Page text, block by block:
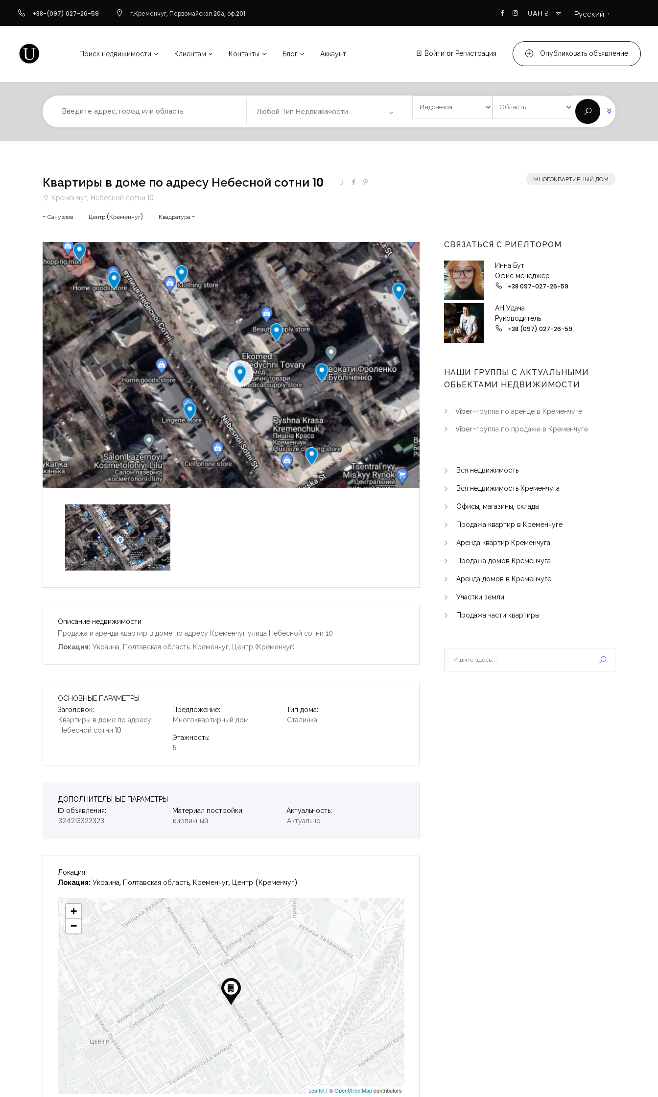
+38-(097) 027-26-59 г.Кременчуг, Первомайская 20а, оф.201 UAH ₴ Русский ▼
Поиск недвижимости Клиентам Контакты Блог Аккаунт Войти or Регистрация Опубликовать объявление
Любой Тип Недвижимости
Квартиры в доме по адресу Небесной сотни 10
Кременчуг, Небесной сотни 10
- Санузлов Центр (Кременчуг) Квадратура -
МНОГОКВАРТИРНЫЙ ДОМ
Описание недвижимости
Продажа и аренда квартир в доме по адресу Кременчуг улица Небесной сотни 10
Локация: Украина, Полтавская область, Кременчуг, Центр (Кременчуг)
ОСНОВНЫЕ ПАРАМЕТРЫ
Заголовок:
Квартиры в доме по адресу
Небесной сотни 10
Предложение:
Многоквартирный дом
Тип дома:
Сталинка
Этажность:
5
ДОПОЛНИТЕЛЬНЫЕ ПАРАМЕТРЫ
ID объявления:
324213322323
Материал постройки:
кирпичный
Актуальность:
Актуально
Локация
Локация: Украина, Полтавская область, Кременчуг, Центр (Кременчуг)
+
−
Leaflet | ©OpenStreetMapcontributors
СВЯЗАТЬСЯ С РИЕЛТОРОМ
Инна Бут
Офис менеджер
+38 097-027-26-59
АН Удача
Руководитель
+38 (097) 027-26-59
НАШИ ГРУППЫ С АКТУАЛЬНЫМИ
ОБЬЕКТАМИ НЕДВИЖИМОСТИ
Viber-группа по аренде в Кременчуге
Viber-группа по продаже в Кременчуге
Вся недвижимость
Вся недвижимость Кременчуга
Офисы, магазины, склады
Продажа квартир в Кременчуге
Аренда квартир Кременчуга
Продажа домов Кременчуга
Аренда домов в Кременчуге
Участки земли
Продажа части квартиры